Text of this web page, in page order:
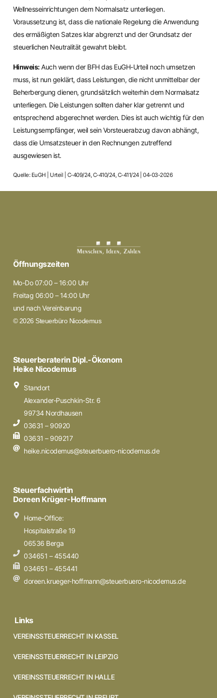
Wellnesseinrichtungen dem Normalsatz unterliegen.
Voraussetzung ist, dass die nationale Regelung die Anwendung
des ermäßigten Satzes klar abgrenzt und der Grundsatz der
steuerlichen Neutralität gewahrt bleibt.
Hinweis:Auch wenn der BFH das EuGH-Urteil noch umsetzen
muss, ist nun geklärt, dass Leistungen, die nicht unmittelbar der
Beherbergung dienen, grundsätzlich weiterhin dem Normalsatz
unterliegen. Die Leistungen sollten daher klar getrennt und
entsprechend abgerechnet werden. Dies ist auch wichtig für den
Leistungsempfänger, weil sein Vorsteuerabzug davon abhängt,
dass die Umsatzsteuer in den Rechnungen zutreffend
ausgewiesen ist.
Quelle: EuGH | Urteil | C-409/24, C-410/24, C-411/24 | 04-03-2026
Öffnungszeiten
Mo-Do 07:00 – 16:00 Uhr
Freitag 06:00 – 14:00 Uhr
und nach Vereinbarung
© 2026 Steuerbüro Nicodemus
Steuerberaterin Dipl.-Ökonom
Heike Nicodemus
Standort
Alexander-Puschkin-Str. 6
99734 Nordhausen
03631 – 90920
03631 – 909217
heike.nicodemus@steuerbuero-nicodemus.de
Steuerfachwirtin
Doreen Krüger-Hoffmann
Home-Office:
Hospitalstraße 19
06536 Berga
034651 – 455440
034651 – 455441
doreen.krueger-hoffmann@steuerbuero-nicodemus.de
Links
VEREINSSTEUERRECHT IN KASSEL
VEREINSSTEUERRECHT IN LEIPZIG
VEREINSSTEUERRECHT IN HALLE